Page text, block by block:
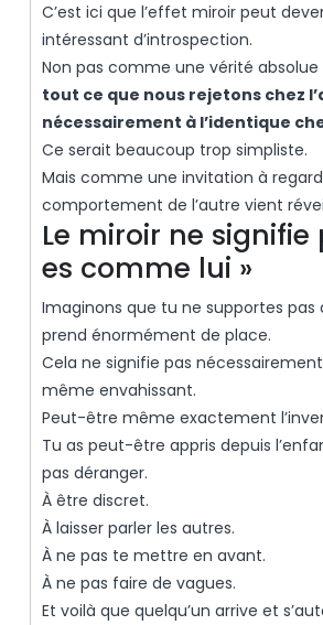
C’est ici que l’effet miroir peut
intéressant d’introspection.
Non pas comme une vérité
tout ce que nous rejetons chez
nécessairement à l’identique
Ce serait beaucoup trop simpliste.
Mais comme une invitation à
comportement de l’autre vient
Le miroir ne signifie
es comme lui »
Imaginons que tu ne supportes pas
prend énormément de place.
Cela ne signifie pas
même envahissant.
Peut-être même exactement
Tu as peut-être appris depuis
pas déranger.
À être discret.
À laisser parler les autres.
À ne pas te mettre en avant.
À ne pas faire de vagues.
Et voilà que quelqu’un arrive et